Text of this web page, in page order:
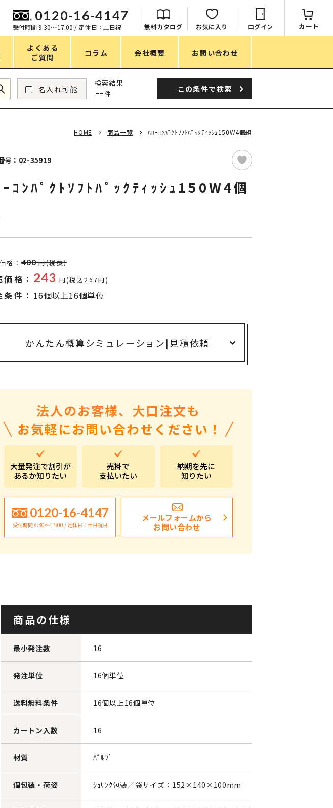
0120-16-4147
受付時間 9:30〜17:00 / 定休日：土日祝 無料カタログ お気に入り ログイン カート
よくある
ご質問
コラム 会社概要 お問い合わせ
価格
151～200円
251～300円
1,000～2,000円
2,000～3,000円
5,000円～
目的・シーン
展示会・イベント特集
安全大会ノベルティ・記念品特集
入学・卒業記念品
自治体・公共団体向け
ポストイン
ばらまき、ショップイベント向け粗品・ノベ
ルティ
名入れ可能
検索結果
-- 件 この条件で検索
HOME 商品一覧 ﾊﾛｰｺﾝﾊﾟｸﾄｿﾌﾄﾊﾟｯｸﾃｨｯｼｭ150W4個組
号：02-35919
ｺﾝﾊﾟｸﾄｿﾌﾄﾊﾟｯｸﾃｨｯｼｭ150W4個
格： 400 円(税抜)
価格： 243 円(税込267円)
件： 16個以上16個単位
かんたん概算シミュレーション| 見積依頼
法人のお客様、大口注文も
お気軽にお問い合わせください！
大量発注で割引が
あるか知りたい
売掛で
支払いたい
納期を先に
知りたい
0120-16-4147
受付時間 9:30〜17:00 / 定休日：土日祝日
メールフォームから
お問い合わせ
商品の仕様
最小発注数 16
発注単位 16個単位
送料無料条件 16個以上16個単位
カートン入数 16
材質 ﾊﾟﾙﾌﾟ
個包装・荷姿 ｼｭﾘﾝｸ包装／袋サイズ：152×140×100mm